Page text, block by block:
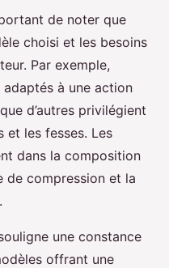
de noter que
choisi et les besoins
Par exemple,
à une action
d’autres privilégient
et les fesses. Les
dans la composition
de compression et la
une constance
offrant une